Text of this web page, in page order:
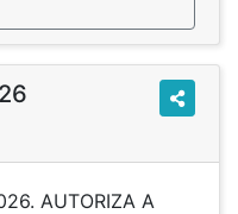
AUTORIZA A